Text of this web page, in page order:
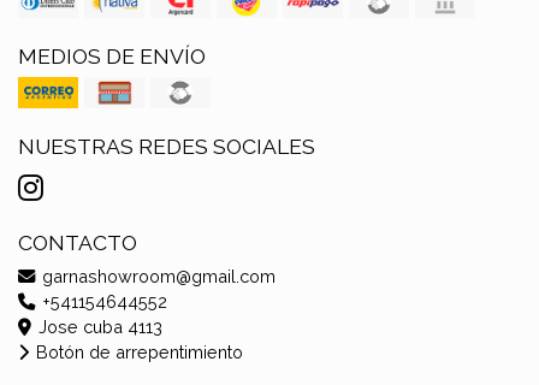
MEDIOS DE ENVÍO
NUESTRAS REDES SOCIALES
CONTACTO
garnashowroom@gmail.com
+541154644552
Jose cuba 4113
Botón de arrepentimiento